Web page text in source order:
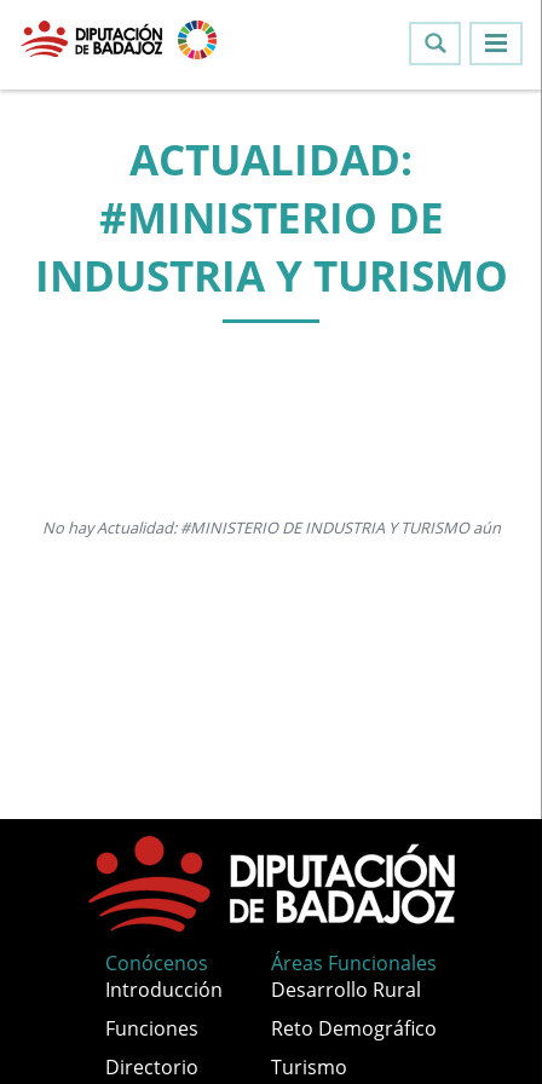
ACTUALIDAD:
#MINISTERIO DE
INDUSTRIA Y TURISMO
No hay Actualidad: #MINISTERIO DE INDUSTRIA Y TURISMO aún
Conócenos
Introducción
Funciones
Directorio
Áreas Funcionales
Desarrollo Rural
Reto Demográfico
Turismo